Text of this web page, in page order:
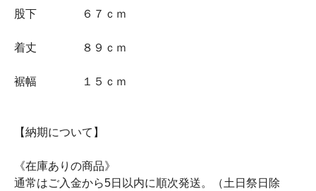
股下 ６７ｃｍ
着丈 ８９ｃｍ
裾幅 １５ｃｍ
【納期について】
《在庫ありの商品》
通常はご入金から5日以内に順次発送。（土日祭日除